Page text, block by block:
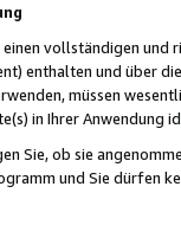
vollständigen
enthalten und über
müssen
in Ihrer Anwendung
Sie, ob sie
und Sie dürfen